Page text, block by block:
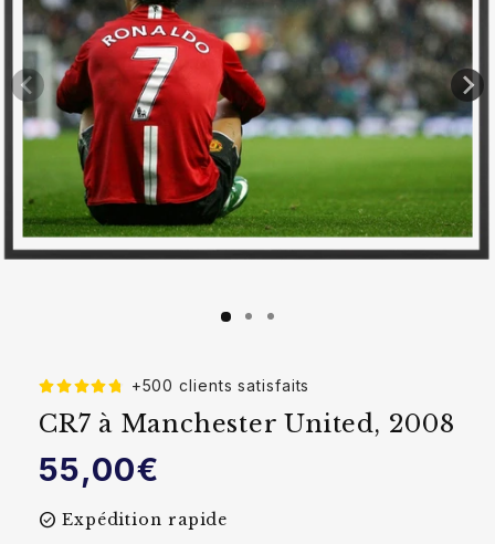
+500 clients satisfaits
CR7 à Manchester United, 2008
Prix
habituel
55,00€
check_circle Expédition rapide